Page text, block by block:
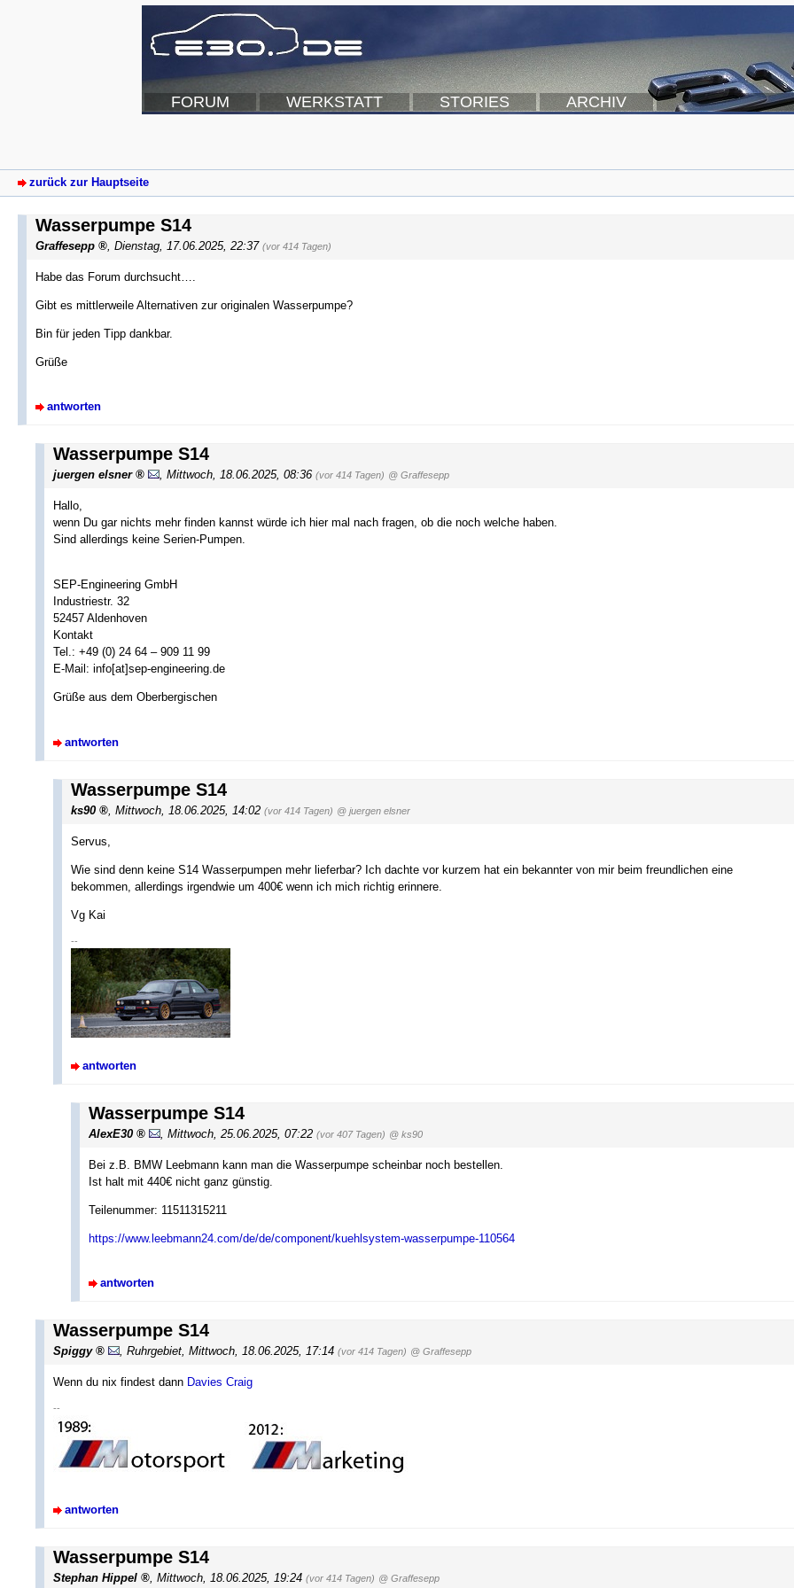
FORUM WERKSTATT STORIES ARCHIV
zurück zur Hauptseite
Wasserpumpe S14
Graffesepp Dienstag, 17.06.2025, 22:37 (vor 414 Tagen)
Habe das Forum durchsucht….
Gibt es mittlerweile Alternativen zur originalen Wasserpumpe?
Bin für jeden Tipp dankbar.
Grüße
antworten
Wasserpumpe S14
juergen elsner , Mittwoch, 18.06.2025, 08:36 (vor 414 Tagen) @ Graffesepp
Hallo,
wenn Du gar nichts mehr finden kannst würde ich hier mal nach fragen, ob die noch welche haben.
Sind allerdings keine Serien-Pumpen.
SEP-Engineering GmbH
Industriestr. 32
52457 Aldenhoven
Kontakt
Tel.: +49 (0) 24 64 – 909 11 99
E-Mail: info[at]sep-engineering.de
Grüße aus dem Oberbergischen
antworten
Wasserpumpe S14
ks90 Mittwoch, 18.06.2025, 14:02 (vor 414 Tagen) @ juergen elsner
Servus,
Wie sind denn keine S14 Wasserpumpen mehr lieferbar? Ich dachte vor kurzem hat ein bekannter von mir beim freundlichen eine
bekommen, allerdings irgendwie um 400€ wenn ich mich richtig erinnere.
Vg Kai
--
antworten
Wasserpumpe S14
AlexE30 Mittwoch, 25.06.2025, 07:22 (vor 407 Tagen) @ ks90
Bei z.B. BMW Leebmann kann man die Wasserpumpe scheinbar noch bestellen.
Ist halt mit 440€ nicht ganz günstig.
Teilenummer: 11511315211
https://www.leebmann24.com/de/de/component/kuehlsystem-wasserpumpe-110564
antworten
Wasserpumpe S14
Spiggy , Ruhrgebiet, Mittwoch, 18.06.2025, 17:14 (vor 414 Tagen) @ Graffesepp
Wenn du nix findest dann Davies Craig
--
antworten
Wasserpumpe S14
Stephan Hippel , Mittwoch, 18.06.2025, 19:24 (vor 414 Tagen) @ Graffesepp